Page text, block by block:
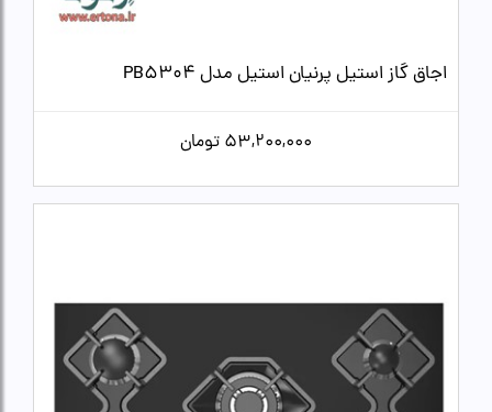
اجاق گاز استیل پرنیان استیل مدل PB5304
53,200,000 تومان